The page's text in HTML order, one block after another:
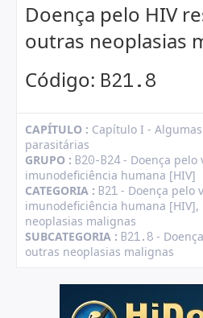
Doença pelo HIV
outras neoplasias
Código: B21.8
CAPÍTULO : Capítulo I -
parasitárias
GRUPO : B20-B24- Doença pelo
imunodeficiência humana [HIV]
CATEGORIA : B21 - Doença pelo
imunodeficiência humana
neoplasias malignas
SUBCATEGORIA : B21.8 -
outras neoplasias malignas